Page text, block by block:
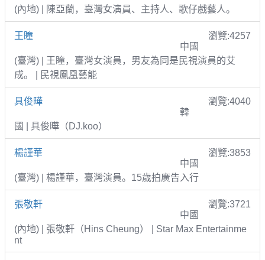
(內地) | 陳亞蘭，臺灣女演員、主持人、歌仔戲藝人。
王瞳
瀏覽:4257
中國
(臺灣) | 王瞳，臺灣女演員，男友為同是民視演員的艾
成。 | 民視鳳凰藝能
具俊曄
瀏覽:4040
韓
國 | 具俊曄（DJ.koo）
楊謹華
瀏覽:3853
中國
(臺灣) | 楊謹華，臺灣演員。15歲拍廣告入行
張敬軒
瀏覽:3721
中國
(內地) | 張敬軒（Hins Cheung） | Star Max Entertainme
nt